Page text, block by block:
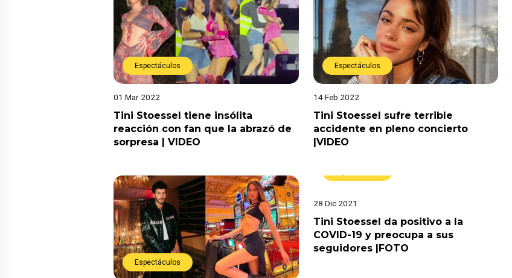
Espectáculos
01 Mar 2022
Tini Stoessel tiene insólita
reacción con fan que la abrazó de
sorpresa | VIDEO
Espectáculos
14 Feb 2022
Tini Stoessel sufre terrible
accidente en pleno concierto
|VIDEO
Espectáculos
28 Dic 2021
Tini Stoessel da positivo a la
COVID-19 y preocupa a sus
seguidores |FOTO